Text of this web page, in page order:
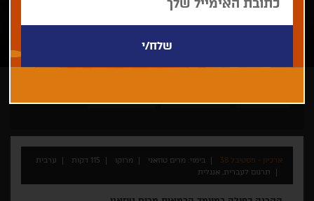
ארכיון - פסטיבל 38 בימוי: מרים טוזאני מרוקו 115 דקות
ערבית
תרגום לעברית, אנגלית